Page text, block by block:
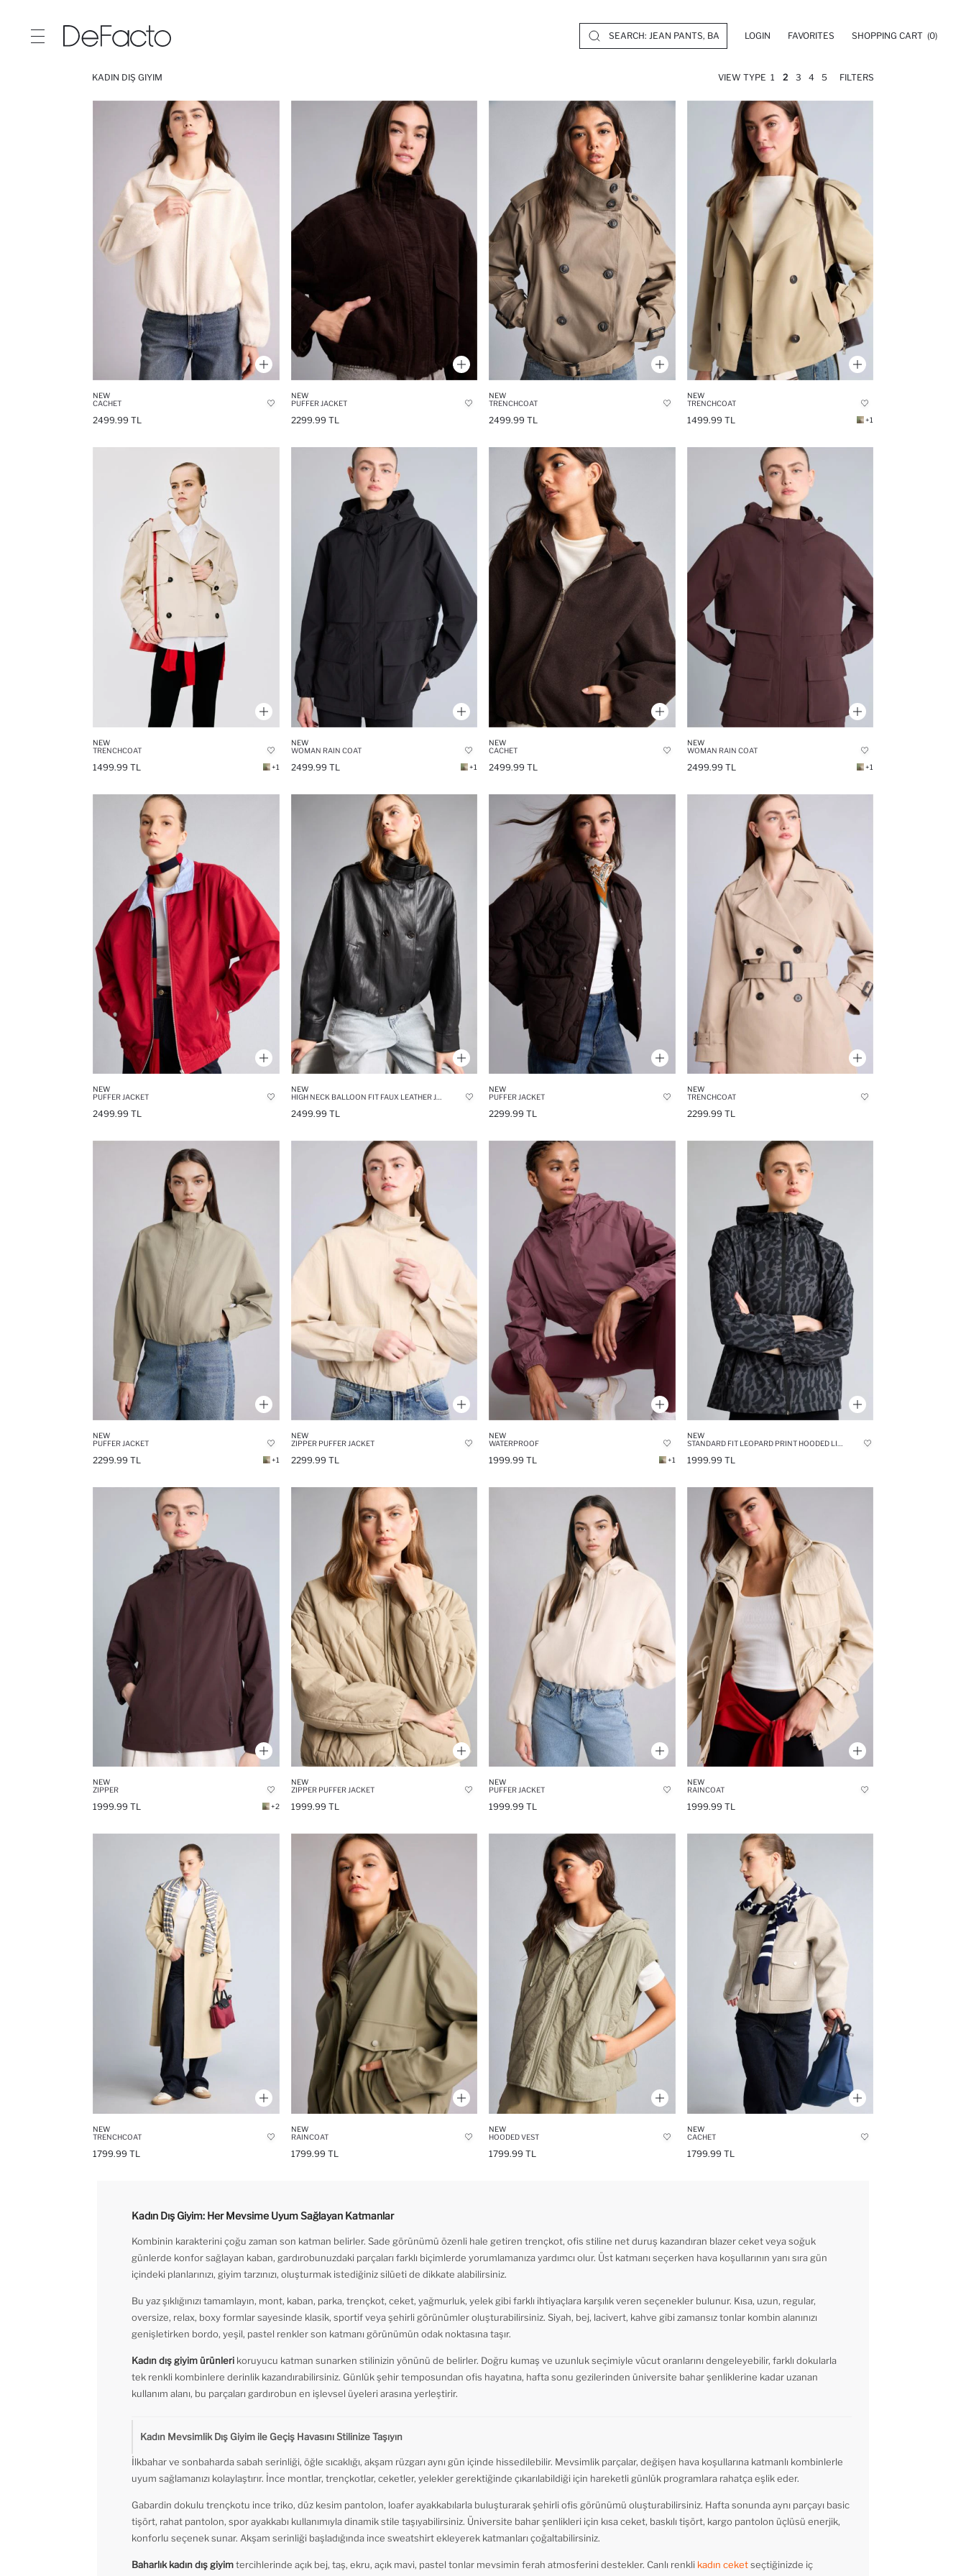
LOGIN FAVORITES SHOPPING CART (0)
KADIN DIŞ GIYIM VIEW TYPE 1 2 3 4 5 FILTERS
NEW
CACHET
2499.99 TL
NEW
PUFFER JACKET
2299.99 TL
NEW
TRENCHCOAT
2499.99 TL
NEW
TRENCHCOAT
1499.99 TL +1
NEW
TRENCHCOAT
1499.99 TL +1
NEW
WOMAN RAIN COAT
2499.99 TL +1
NEW
CACHET
2499.99 TL
NEW
WOMAN RAIN COAT
2499.99 TL +1
NEW
PUFFER JACKET
2499.99 TL
NEW
HIGH NECK BALLOON FIT FAUX LEATHER JACKET
2499.99 TL
NEW
PUFFER JACKET
2299.99 TL
NEW
TRENCHCOAT
2299.99 TL
NEW
PUFFER JACKET
2299.99 TL +1
NEW
ZIPPER PUFFER JACKET
2299.99 TL
NEW
WATERPROOF
1999.99 TL +1
NEW
1999.99 TL
NEW
ZIPPER
1999.99 TL +2
NEW
ZIPPER PUFFER JACKET
1999.99 TL
NEW
PUFFER JACKET
1999.99 TL
NEW
RAINCOAT
1999.99 TL
NEW
TRENCHCOAT
1799.99 TL
NEW
RAINCOAT
1799.99 TL
NEW
HOODED VEST
1799.99 TL
NEW
CACHET
1799.99 TL
Kadın Dış Giyim: Her Mevsime Uyum Sağlayan Katmanlar
Kombinin karakterini çoğu zaman son katman belirler. Sade görünümü özenli hale getiren trençkot, ofis stiline net duruş kazandıran blazer ceket veya soğuk
günlerde konfor sağlayan kaban, gardırobunuzdaki parçaları farklı biçimlerde yorumlamanıza yardımcı olur. Üst katmanı seçerken hava koşullarının yanı sıra gün
içindeki planlarınızı, giyim tarzınızı, oluşturmak istediğiniz silüeti de dikkate alabilirsiniz.
Bu yaz şıklığınızı tamamlayın, mont, kaban, parka, trençkot, ceket, yağmurluk, yelek gibi farklı ihtiyaçlara karşılık veren seçenekler bulunur. Kısa, uzun, regular,
oversize, relax, boxy formlar sayesinde klasik, sportif veya şehirli görünümler oluşturabilirsiniz. Siyah, bej, lacivert, kahve gibi zamansız tonlar kombin alanınızı
genişletirken bordo, yeşil, pastel renkler son katmanı görünümün odak noktasına taşır.
Kadın dış giyim ürünleri koruyucu katman sunarken stilinizin yönünü de belirler. Doğru kumaş ve uzunluk seçimiyle vücut oranlarını dengeleyebilir, farklı dokularla
tek renkli kombinlere derinlik kazandırabilirsiniz. Günlük şehir temposundan ofis hayatına, hafta sonu gezilerinden üniversite bahar şenliklerine kadar uzanan
kullanım alanı, bu parçaları gardırobun en işlevsel üyeleri arasına yerleştirir.
Kadın Mevsimlik Dış Giyim ile Geçiş Havasını Stilinize Taşıyın
İlkbahar ve sonbaharda sabah serinliği, öğle sıcaklığı, akşam rüzgarı aynı gün içinde hissedilebilir. Mevsimlik parçalar, değişen hava koşullarına katmanlı kombinlerle
uyum sağlamanızı kolaylaştırır. İnce montlar, trençkotlar, ceketler, yelekler gerektiğinde çıkarılabildiği için hareketli günlük programlara rahatça eşlik eder.
Gabardin dokulu trençkotu ince triko, düz kesim pantolon, loafer ayakkabılarla buluşturarak şehirli ofis görünümü oluşturabilirsiniz. Hafta sonunda aynı parçayı basic
tişört, rahat pantolon, spor ayakkabı kullanımıyla dinamik stile taşıyabilirsiniz. Üniversite bahar şenlikleri için kısa ceket, baskılı tişört, kargo pantolon üçlüsü enerjik,
konforlu seçenek sunar. Akşam serinliği başladığında ince sweatshirt ekleyerek katmanları çoğaltabilirsiniz.
Baharlık kadın dış giyimtercihlerinde açık bej, taş, ekru, açık mavi, pastel tonlar mevsimin ferah atmosferini destekler. Canlı renkli kadın ceketseçtiğinizde iç